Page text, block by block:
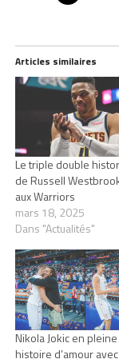
Articles similaires
Le triple double
de Russell
aux Warriors
mars 18, 2025
Dans "Actualités"
Nikola Jokic en pleine
histoire d’amour